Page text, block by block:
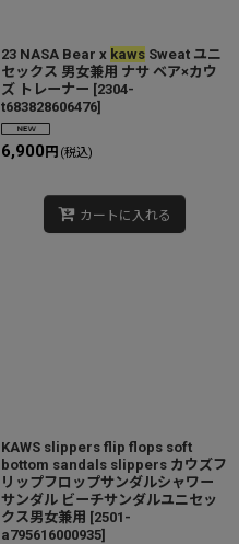
23 NASA Bear x kaws Sweat ユニ
セックス 男女兼用 ナサ ベア×カウ
ズ トレーナー [2304-
t683828606476]
6,900 円 (税込)
カートに入れる
KAWS slippers flip flops soft
bottom sandals slippers カウズフ
リップフロップサンダルシャワー
サンダル ビーチサンダルユニセッ
クス男女兼用 [2501-
a795616000935]